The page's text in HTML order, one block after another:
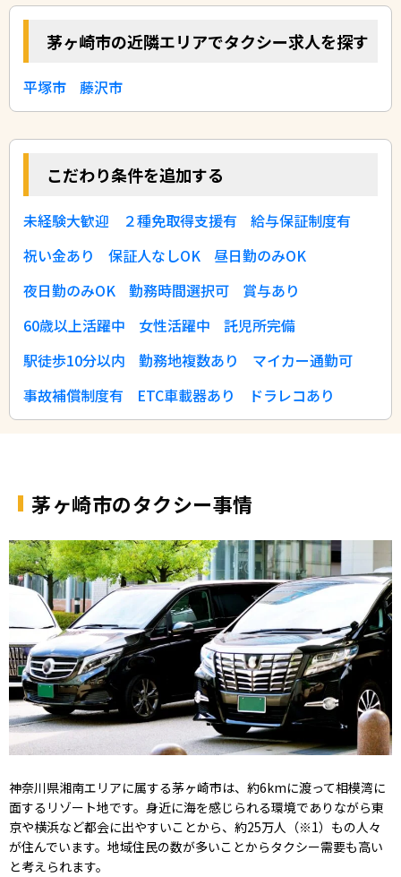
茅ヶ崎市の近隣エリアでタクシー求人を探す
平塚市 藤沢市
こだわり条件を追加する
未経験大歓迎 ２種免取得支援有
給与保証制度有
祝い金あり
保証人なしOK
昼日勤のみOK
夜日勤のみOK
勤務時間選択可
賞与あり
60歳以上活躍中
女性活躍中
託児所完備
駅徒歩10分以内
勤務地複数あり
マイカー通勤可
事故補償制度有
ETC車載器あり ドラレコあり
茅ヶ崎市のタクシー事情
神奈川県湘南エリアに属する茅ヶ崎市は、約6kmに渡って相模湾に
面するリゾート地です。身近に海を感じられる環境でありながら東
京や横浜など都会に出やすいことから、約25万人（※1）もの人々
が住んでいます。地域住民の数が多いことからタクシー需要も高い
と考えられます。